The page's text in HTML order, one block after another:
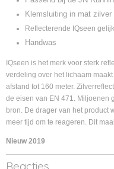
Klemsluiting in mat
Reflecterende IQseen
Handwas
IQseen is het merk voor sterk
verdeling over het lichaam
afstand tot 160 meter.
de eisen van EN 471. Miljoenen
bron. De drager van het product
meer tijd om te reageren. Dit
Nieuw 2019
Reacties